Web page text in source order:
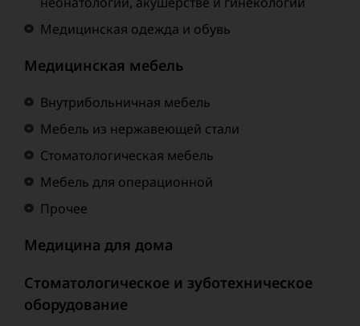
Медицинская одежда и обувь
Медицинская мебель
Внутрибольничная мебель
Мебель из нержавеющей стали
Стоматологическая мебель
Мебель для операционной
Прочее
Медицина для дома
Стоматологическое и зуботехническое
оборудование